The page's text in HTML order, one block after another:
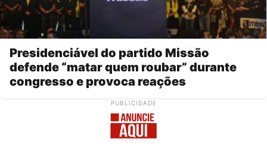
Presidenciável do partido Missão
defende “matar quem roubar” durante
congresso e provoca reações
PUBLICIDADE